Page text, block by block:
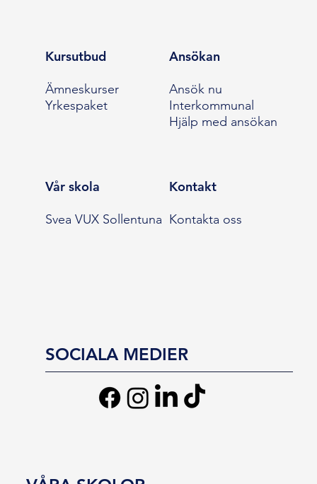
Kursutbud
Ämneskurser
Yrkespaket
Ansökan
Ansök nu
Interkommunal
Hjälp med ansökan
Vår skola
Svea VUX Sollentuna
Kontakt
Kontakta oss
SOCIALA MEDIER